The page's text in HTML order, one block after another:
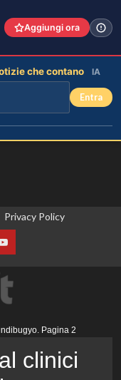
Privacy Policy
YouTube
Pagina 2
clinici
Aggiungi ora
che contano IA
Entra